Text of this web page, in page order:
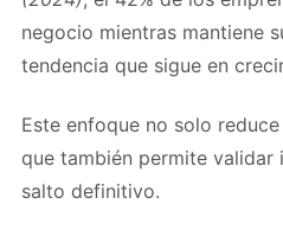
negocio mientras mantiene
tendencia que sigue en
Este enfoque no solo
que también permite validar
salto definitivo.